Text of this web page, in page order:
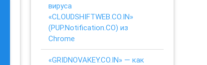
вируса
«CLOUDSHIFTWEB.CO.IN»
(PUP.Notification.CO) из
Chrome
«GRIDNOVAKEY.CO.IN» — как